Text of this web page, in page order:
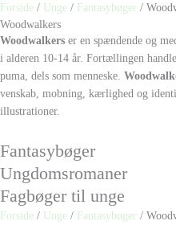
Forside / Unge / Fantasybøger /
Woodwalkers
Woodwalkers er en spændende og
i alderen 10-14 år. Fortællingen
puma, dels som menneske.
venskab, mobning, kærlighed og
illustrationer.
Fantasybøger
Ungdomsromaner
Fagbøger til unge
Forside / Unge / Fantasybøger /